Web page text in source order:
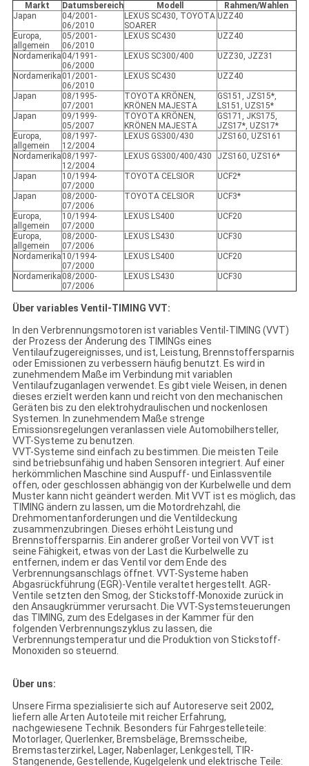
Markt Datumsbereich Modell
Rahmen/Wahlen
Japan
04/2001-
06/2010
LEXUS SC430, TOYOTA
SOARER
UZZ40
Europa,
allgemein
05/2001-
06/2010
LEXUS SC430 UZZ40
Nordamerika 04/1991-
06/2000
LEXUS SC300/400 UZZ30, JZZ31
Nordamerika 01/2001-
06/2010
LEXUS SC430 UZZ40
Japan
08/1995-
07/2001
TOYOTA KRÖNEN,
KRÖNEN MAJESTA
GS151, JZS15*,
LS151, UZS15*
Japan
09/1999-
05/2007
TOYOTA KRÖNEN,
KRÖNEN MAJESTA
GS171, JKS175,
JZS17*, UZS17*
Europa,
allgemein
08/1997-
12/2004
LEXUS GS300/430 JZS160, UZS161
Nordamerika 08/1997-
12/2004
LEXUS GS300/400/430 JZS160, UZS16*
Japan
10/1994-
07/2000
TOYOTA CELSIOR UCF2*
Japan
08/2000-
07/2006
TOYOTA CELSIOR UCF3*
Europa,
allgemein
10/1994-
07/2000
LEXUS LS400 UCF20
Europa,
allgemein
08/2000-
07/2006
LEXUS LS430 UCF30
Nordamerika 10/1994-
07/2000
LEXUS LS400 UCF20
Nordamerika 08/2000-
07/2006
LEXUS LS430 UCF30
Über variables Ventil-TIMING VVT:
In den Verbrennungsmotoren ist variables Ventil-TIMING (VVT)
der Prozess der Änderung des TIMINGs eines
Ventilaufzugereignisses, und ist, Leistung, Brennstoffersparnis
oder Emissionen zu verbessern häufig benutzt. Es wird in
zunehmendem Maße im Verbindung mit variablen
Ventilaufzuganlagen verwendet. Es gibt viele Weisen, in denen
dieses erzielt werden kann und reicht von den mechanischen
Geräten bis zu den elektrohydraulischen und nockenlosen
Systemen. In zunehmendem Maße strenge
Emissionsregelungen veranlassen viele Automobilhersteller,
VVT-Systeme zu benutzen.
VVT-Systeme sind einfach zu bestimmen. Die meisten Teile
sind betriebsunfähig und haben Sensoren integriert. Auf einer
herkömmlichen Maschine sind Auspuff- und Einlassventile
offen, oder geschlossen abhängig von der Kurbelwelle und dem
Muster kann nicht geändert werden. Mit VVT ist es möglich, das
TIMING ändern zu lassen, um die Motordrehzahl, die
Drehmomentanforderungen und die Ventildeckung
zusammenzubringen. Dieses erhöht Leistung und
Brennstoffersparnis. Ein anderer großer Vorteil von VVT ist
seine Fähigkeit, etwas von der Last die Kurbelwelle zu
entfernen, indem er das Ventil vor dem Ende des
Verbrennungsanschlags öffnet. VVT-Systeme haben
Abgasrückführung (EGR)-Ventile veraltet hergestellt. AGR-
Ventile setzten den Smog, der Stickstoff-Monoxide zurück in
den Ansaugkrümmer verursacht. Die VVT-Systemsteuerungen
das TIMING, zum des Edelgases in der Kammer für den
folgenden Verbrennungszyklus zu lassen, die
Verbrennungstemperatur und die Produktion von Stickstoff-
Monoxiden so steuernd.
Über uns:
Unsere Firma spezialisierte sich auf Autoreserve seit 2002,
liefern alle Arten Autoteile mit reicher Erfahrung,
nachgewiesene Technik. Besonders für Fahrgestelleteile:
Motorlager, Querlenker, Bremsbeläge, Bremsscheibe,
Bremstasterzirkel, Lager, Nabenlager, Lenkgestell, TIR-
Stangenende, Gestellende, Kugelgelenk und elektrische Teile: